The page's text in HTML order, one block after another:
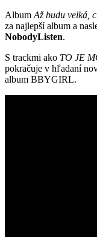
Album Až budu velká,
za najlepší album a
NobodyListen.
S trackmi ako TO JE
pokračuje v hľadaní
album BBYGIRL.